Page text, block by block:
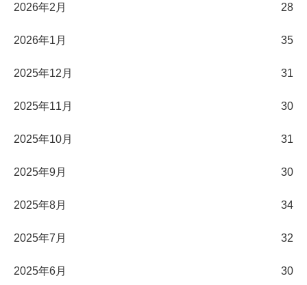
2026年2月 28
2026年1月 35
2025年12月 31
2025年11月 30
2025年10月 31
2025年9月 30
2025年8月 34
2025年7月 32
2025年6月 30